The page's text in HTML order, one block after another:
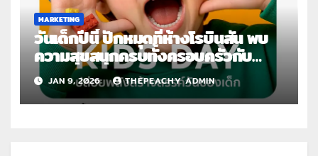
MARKETING
วันเด็กปีนี้ ปักหมุดที่ห้างโรบินสัน พบ
ความสุขสนุกครบทั้งครอบครัวกับ
แคมเปญ “ROBINSON KIDS DAY”
JAN 9, 2026 THEPEACHY ADMIN